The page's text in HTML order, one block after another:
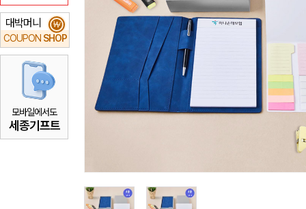
대박머니
COUPON SHOP
₩
모바일에서도
세종기프트